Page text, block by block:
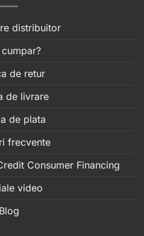
distribuitor
de retur
de livrare
de plata
frecvente
Consumer Financing
video
Blog